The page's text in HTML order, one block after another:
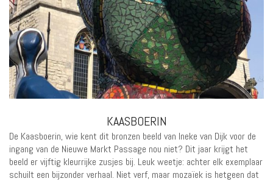
KAASBOERIN
De Kaasboerin, wie kent dit bronzen beeld van Ineke van Dijk voor de
ingang van de Nieuwe Markt Passage nou niet? Dit jaar krijgt het
beeld er vijftig kleurrijke zusjes bij. Leuk weetje: achter elk exemplaar
schuilt een bijzonder verhaal. Niet verf, maar mozaïek is hetgeen dat